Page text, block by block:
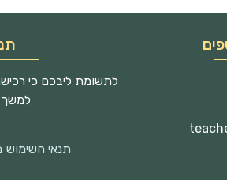
לתשומת ליבכם כי
למשך
תנאי השימוש